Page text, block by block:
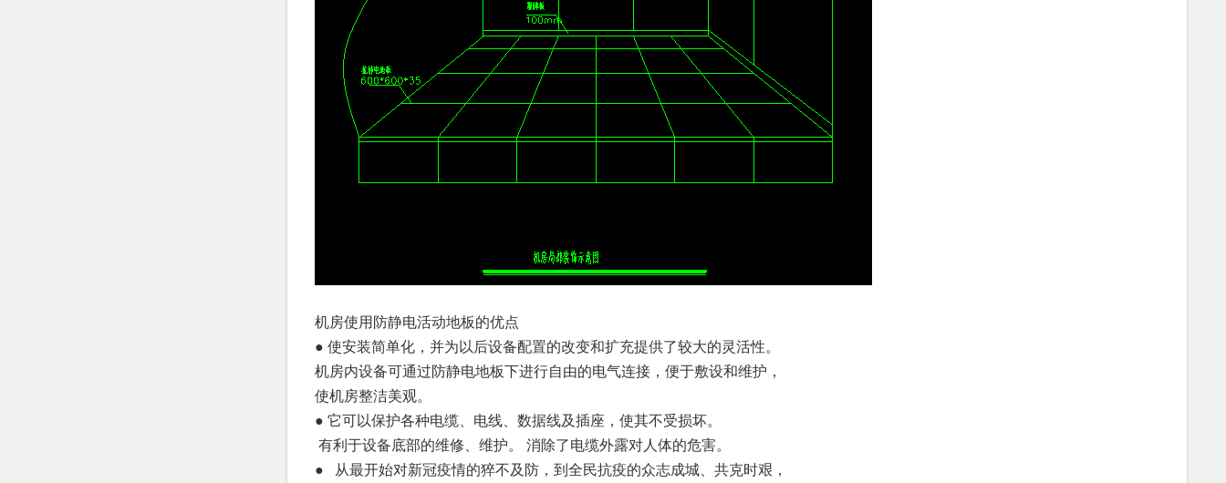
机房使用防静电活动地板的优点
● 使安装简单化，并为以后设备配置的改变和扩充提供了较大的灵活性。
机房内设备可通过防静电地板下进行自由的电气连接，便于敷设和维护，
使机房整洁美观。
● 它可以保护各种电缆、电线、数据线及插座，使其不受损坏。
有利于设备底部的维修、维护。 消除了电缆外露对人体的危害。
● 从最开始对新冠疫情的猝不及防，到全民抗疫的众志成城、共克时艰，